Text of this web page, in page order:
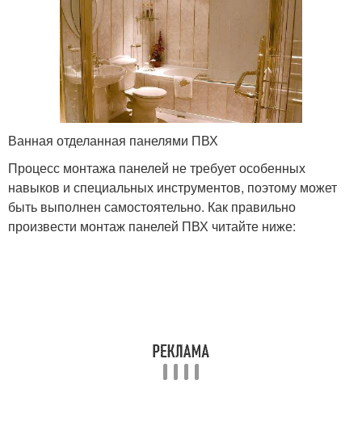
Ванная отделанная панелями ПВХ
Процесс монтажа панелей не требует особенных
навыков и специальных инструментов, поэтому может
быть выполнен самостоятельно. Как правильно
произвести монтаж панелей ПВХ читайте ниже: